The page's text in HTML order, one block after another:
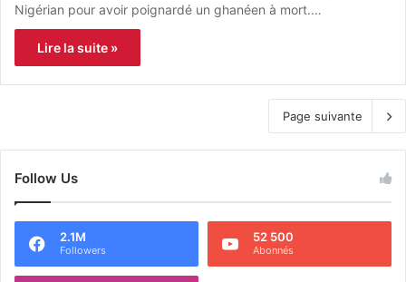
Nigérian pour avoir poignardé un ghanéen à mort.…
Lire la suite »
Page suivante
Follow Us
2.1M
Followers
52 500
Abonnés